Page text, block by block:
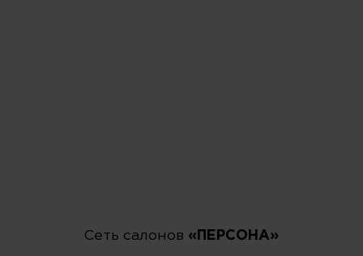
Сеть салонов «ПЕРСОНА»